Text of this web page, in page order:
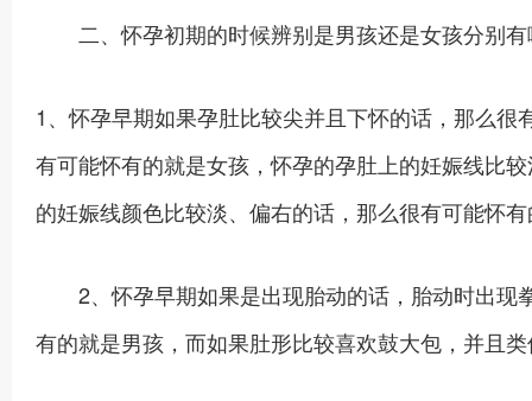
二、怀孕初期的时候辨别是男孩还是女孩分别有
1、怀孕早期如果孕肚比较尖并且下怀的话，那么
有可能怀有的就是女孩，怀孕的孕肚上的妊娠线比
的妊娠线颜色比较淡、偏右的话，那么很有可能怀
2、怀孕早期如果是出现胎动的话，胎动时出现
有的就是男孩，而如果肚形比较喜欢鼓大包，并且